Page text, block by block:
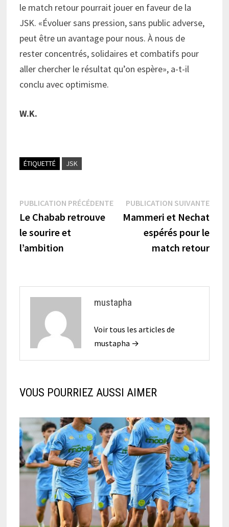
le match retour pourrait jouer en faveur de la
JSK. «Évoluer sans pression, sans public adverse,
peut être un avantage pour nous. À nous de
rester concentrés, solidaires et combatifs pour
aller chercher le résultat qu’on espère», a-t-il
conclu avec optimisme.
W.K.
ÉTIQUETTÉ JSK
Navigation
de
l’article
PUBLICATION PRÉCÉDENTEPublication
précédente :
Le Chabab retrouve
le sourire et
l’ambition
PUBLICATION SUIVANTE
Mammeri et Nechat
espérés pour le
match retour
mustapha
Voir tous les articles de
mustapha →
VOUS POURRIEZ AUSSI AIMER